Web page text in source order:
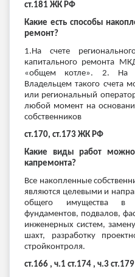
ст.181 ЖК РФ
Какие есть способы
ремонт?
1.На счете
капитального ремонта
«общем котле». 2. На
Владельцем такого счета
или региональный
любой момент на
собственников
ст.170, ст.173 ЖК РФ
Какие виды работ
капремонта?
Все накопленные
являются целевыми и
общего имущества в
фундаментов, подвалов,
инженерных систем,
шахт, разработку
стройконтроля.
ст.166 , ч.1 ст.174 , ч.3